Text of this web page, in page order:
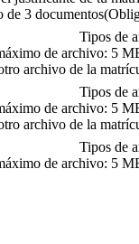
AAAA
DD
de 3 documentos
Tipos de
de archivo: 5
archivo de la
Tipos de
de archivo: 5
archivo de la
Tipos de
de archivo: 5